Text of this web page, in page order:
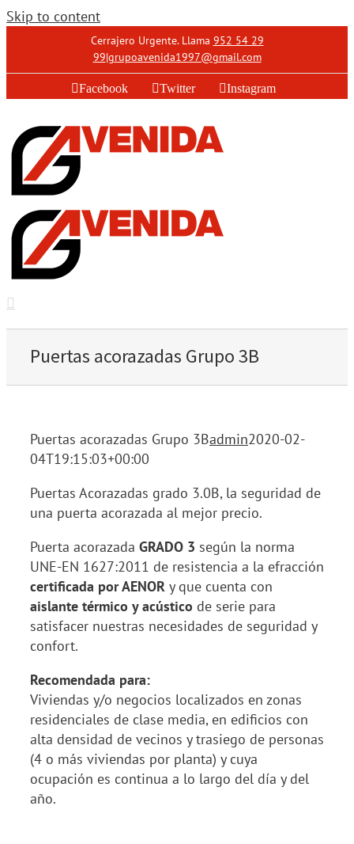
Skip to content
Cerrajero Urgente. Llama 952 54 29
99|grupoavenida1997@gmail.com
Facebook Twitter Instagram
Puertas acorazadas Grupo 3B
Puertas acorazadas Grupo 3Badmin2020-02-
04T19:15:03+00:00
Puertas Acorazadas grado 3.0B, la seguridad de
una puerta acorazada al mejor precio.
Puerta acorazada GRADO 3 según la norma
UNE-EN 1627:2011 de resistencia a la efracción
certificada por AENOR y que cuenta con
aislante térmico y acústico de serie para
satisfacer nuestras necesidades de seguridad y
confort.
Recomendada para:
Viviendas y/o negocios localizados en zonas
residenciales de clase media, en edificios con
alta densidad de vecinos y trasiego de personas
(4 o más viviendas por planta) y cuya
ocupación es continua a lo largo del día y del
año.